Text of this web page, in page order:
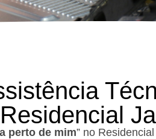
perto de mim” no